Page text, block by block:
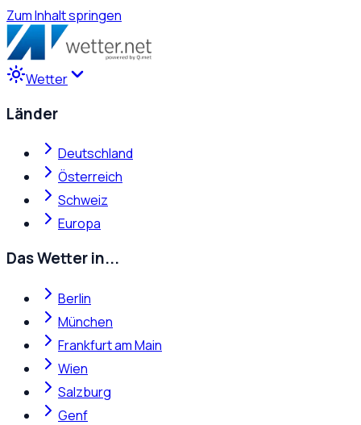
Zum Inhalt springen
Wetter
Länder
Deutschland
Österreich
Schweiz
Europa
Das Wetter in...
Berlin
München
Frankfurt am Main
Wien
Salzburg
Genf